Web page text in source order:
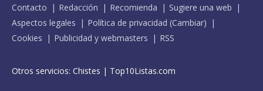
Contacto Redacción Recomienda
Sugiere una web
Aspectos legales
Política de privacidad (Cambiar)
Cookies
Publicidad y webmasters RSS
Otros servicios: Chistes | Top10Listas.com